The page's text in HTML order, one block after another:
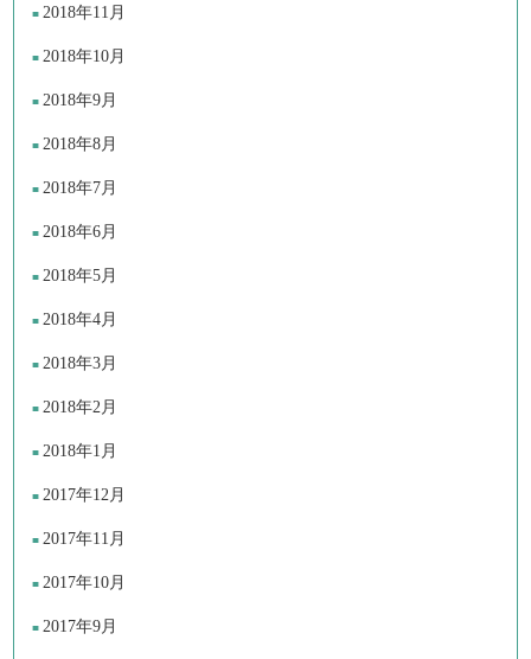
2018年11月
2018年10月
2018年9月
2018年8月
2018年7月
2018年6月
2018年5月
2018年4月
2018年3月
2018年2月
2018年1月
2017年12月
2017年11月
2017年10月
2017年9月